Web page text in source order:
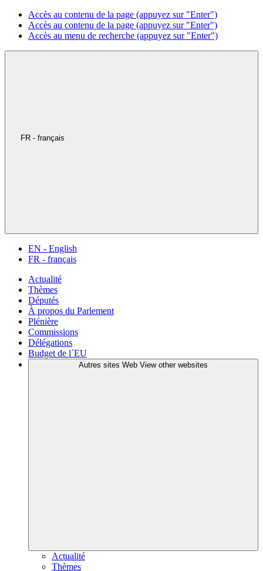
Accès au contenu de la page (appuyez sur "Enter")
Accès au contenu de la page (appuyez sur "Enter")
Accès au menu de recherche (appuyez sur "Enter")
FR - français
EN - English
FR - français
Actualité
Thèmes
Députés
À propos du Parlement
Plénière
Commissions
Délégations
Budget de l´EU
Autres sites Web View other websites
Actualité
Thèmes